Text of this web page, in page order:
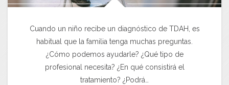
Cuando un niño recibe un diagnóstico de TDAH, es
habitual que la familia tenga muchas preguntas.
¿Cómo podemos ayudarle? ¿Qué tipo de
profesional necesita? ¿En qué consistirá el
tratamiento? ¿Podrá…